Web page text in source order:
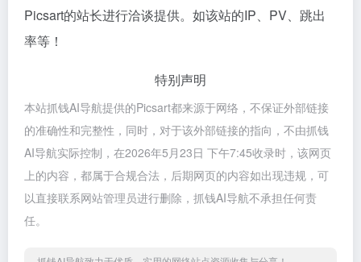
Picsart的站长进行洽谈提供。如该站的IP、PV、跳出
率等！
特别声明
本站抓钱AI导航提供的Picsart都来源于网络，不保证外部链接
的准确性和完整性，同时，对于该外部链接的指向，不由抓钱
AI导航实际控制，在2026年5月23日 下午7:45收录时，该网页
上的内容，都属于合规合法，后期网页的内容如出现违规，可
以直接联系网站管理员进行删除，抓钱AI导航不承担任何责
任。